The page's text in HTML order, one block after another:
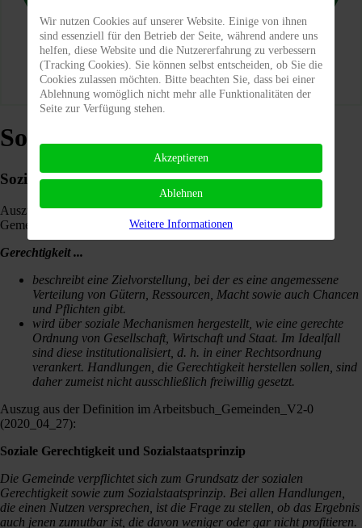
Soziale Gerechtigkeit
Soziale Gerechtigkeit
Auszug aus der Definition im Arbeitsbuch Unternehmen 5.0 der
Gemeinwohl-Bilanz:
Gerechtigkeit ...
beschreibt eine Zielvorstellung, bei der es eine angemessene
Verteilung von Gütern, Ressourcen, Macht sowie auch Chancen
und Pflichten gibt.
wird über soziale Mechanismen hergestellt, wie eine gerechte
Ordnung von Gesellschaft, Wirtschaft und Staat. Im Idealfall
sind diese institutionalisiert, d. h. in einer Rechtsordnung
verankert. Handlungen, die Gerechtigkeit herstellen sollen, sind
daher zumeist nicht ausschließlich freiwillig gesetzt.
Auszug aus der Definition im Arbeitsbuch_Gemeinden_V2-0
(2020_04_27):
Soziale Gerechtigkeit und Sozialstaatsprinzip
Die Gemeinde verpflichtet sich zum Grundsatz der sozialen
Gerechtigkeit sowie zum Sozialstaatsprinzip. Bei allen Handlungen,
die einen Nutzen versprechen, ist die Frage zu stellen, ob das Ergebnis
auch jenen zumutbar ist, die davon weniger oder gar nicht profitieren.
Wir nutzen Cookies auf unserer Website. Einige von ihnen
sind essenziell für den Betrieb der Seite, während andere uns
helfen, diese Website und die Nutzererfahrung zu verbessern
(Tracking Cookies). Sie können selbst entscheiden, ob Sie die
Cookies zulassen möchten. Bitte beachten Sie, dass bei einer
Ablehnung womöglich nicht mehr alle Funktionalitäten der
Seite zur Verfügung stehen.
Akzeptieren
Ablehnen
Weitere Informationen